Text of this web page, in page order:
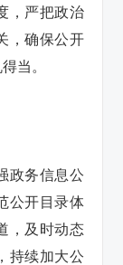
，严把政治
，确保公开
当。
政务信息公
公开目录体
，及时动态
持续加大公